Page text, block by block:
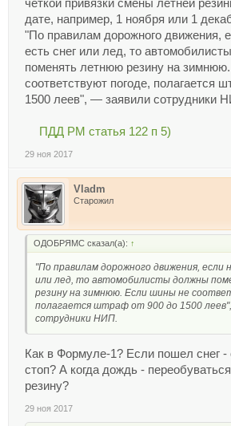
четкой привязки смены летней
дате, например, 1 ноября или 1
"По правилам дорожного движения,
есть снег или лед, то
поменять летнюю резину на
соответствуют погоде, полагается
1500 леев", — заявили сотрудники
ПДД РМ статья 122 п 5)
29 ноя 2017
Vladm
Старожил
ОДОБРЯМС сказал(а): ↑
"По правилам дорожного движения, если
или лед, то автомобилисты должны
резину на зимнюю. Если шины не
полагается штраф от 900 до 1500
сотрудники НИП.
Как в Формуле-1? Если пошел снег -
стоп? А когда дождь -
резину?
29 ноя 2017